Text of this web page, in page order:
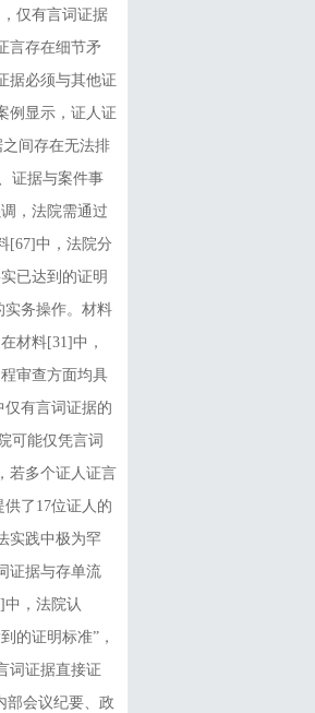
仅有言词证据
言存在细节矛
据必须与其他证
例显示，证人证
间存在无法排
证据与案件事
，法院需通过
[67]中，法院分
已达到的证明
实务操作。材料
材料[31]中，
审查方面均具
有言词证据的
可能仅凭言词
若多个证人证言
了17位证人的
实践中极为罕
证据与存单流
，法院认
的证明标准”，
词证据直接证
部会议纪要、政